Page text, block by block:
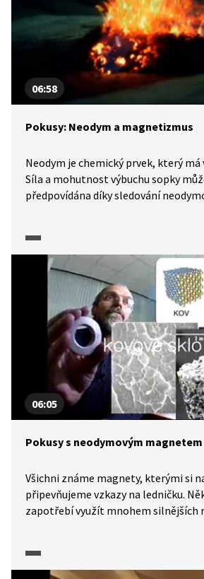
06:58
Pokusy: Neodym a magnetizmus
Neodym je chemický prvek, který
Síla a mohutnost výbuchu sopky
předpovídána díky sledování
nejsilnější magnet na světě. A jak si
jednopólový motor?
06:05
Pokusy s neodymovým magnetem
Všichni známe magnety, kterými si
připevňujeme vzkazy na ledničku.
zapotřebí využít mnohem silnějších
podobná struktuře skla, také se mu
sklo, a má také neobyčejné